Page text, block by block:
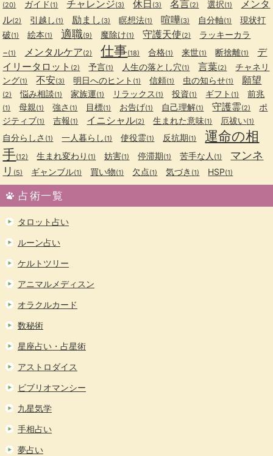
(20) ガイド (1) チャレンジ(3) 休日 (3) 名言(2) 選択(1)
メンタ
ル(2) 引越し (1) 励まし (3) 瞑想法(1) 喧嘩(3) 自分軸(1)
現状打
破(1) 絵本(1) 適職(9) 魔除け(1) 守護天使(2)
ラッキーカラ
−(1) メンタルケア(2) 仕事(18) 合格(1) 来世(1) 断捨離(1)
デ
イリータロット (2) 予言(1) 人生の落とし穴(1) 言葉(2)
チャネリ
ング(1) 不安(3) 明日へのヒント (1) 信頼(1) 虫の知らせ(1) 願望
(2) 悩み相談(1) 家族運(1) リラックス (1) 投資(1) ギフト (1) 前兆
(1) 母親(1) 強さ (1) 目標(1) お告げ(1) 自己理解(1) 守護霊(2)
ポ
ジティブ(1) 吉報(1) イニシャル(2) 生まれた意味(1) 厄祓い(1)
自分らしさ (1) 一人暮らし (1) 使役霊(1) 反抗期(1)
運命の相
手(12) 生まれ変わり (1) 妨害(1) 停滞期(1) 苦手な人 (1)
マンネ
リ (5) ギャンブル(1) 買い物(1) 欠点(1) 気づき (1) HSP(1)
占術一覧
タロット占い
ルーン占い
ケルトツリー
アニマルメディスン
オラクルカード
数秘術
星座占い・占星術
アストロダイス
ビブリオマンシー
九星気学
手相占い
夢占い